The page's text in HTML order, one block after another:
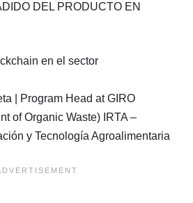
DEL PRODUCTO EN
en el sector
| Program Head at GIRO
of Organic Waste) IRTA –
y Tecnología Agroalimentaria